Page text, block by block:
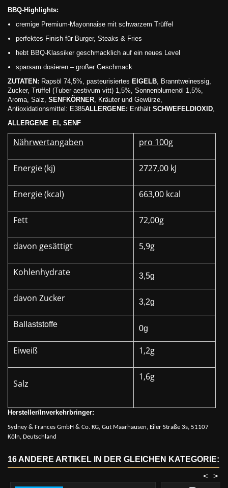
BBQ-Highlights:
cremige Premium-Mayonnaise mit schwarzem Trüffel
perfektes Finish für Burger, Steaks & Fries
hebt BBQ-Klassiker geschmacklich auf ein neues Level
sparsam dosieren – großer Geschmack
ZUTATEN: Rapsöl 74,5%, pasteurisiertes EIGELB, Branntweinessig,
Zucker, Trüffel (Tuber aestivum vitt) 1,5%, Sonnenblumenöl 1,5%,
Aroma, Salz, SENFKÖRNER, Kräuter und Gewürze,
Antioxidationsmittel: E385ALLERGENE: Enthält SCHWEFELDIOXID,
ALLERGENE: EI, SENF
Nährwertangaben pro 100g
Energie (kj) 2727,00 kJ
Energie (kcal) 663,00 kcal
Fett 72,00g
davon gesättigt 5,9g
Kohlenhydrate 3,5g
davon Zucker 3,2g
Ballaststoffe 0g
Eiweiß 1,2g
Salz
1,6g
Hersteller/Inverkehrbringer:
Sydney & Frances GmbH & Co. KG, Gut Maarhausen, Eiler Straße 3s, 51107
Köln, Deutschland
16 ANDERE ARTIKEL IN DER GLEICHEN KATEGORIE:
>
<